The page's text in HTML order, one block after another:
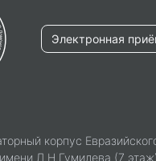
Электронная
корпус
Л.Н.Гумилева (7 этаж)